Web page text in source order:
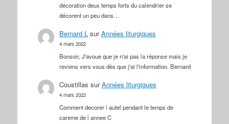
décoration deux temps forts du calendrier se
décorent un peu dans…
Bernard LsurAnnées liturgiques
4 mars 2022
Bonsoir, J'avoue que je n'ai pas la réponse mais je
reviens vers vous dès que j'ai l'information. Bernard
Coustillas surAnnées liturgiques
4 mars 2022
Comment decorer l autel pendant le temps de
careme de l annee C